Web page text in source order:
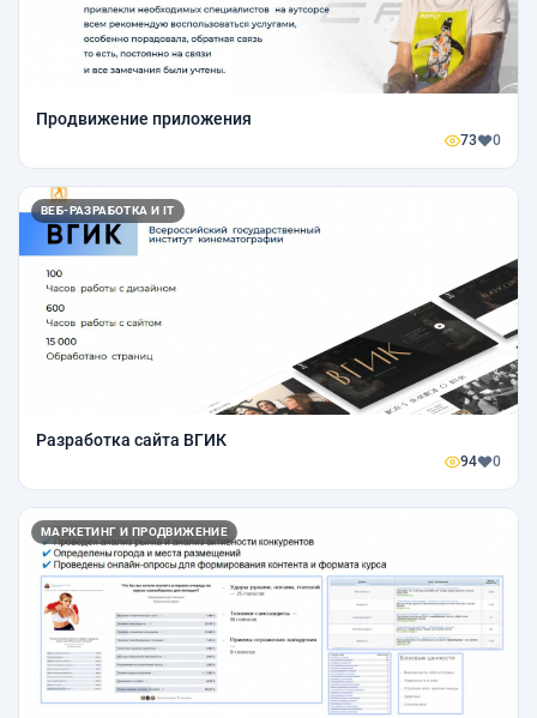
Продвижение приложения
73 0
ВЕБ-РАЗРАБОТКА И IT
Разработка сайта ВГИК
94 0
МАРКЕТИНГ И ПРОДВИЖЕНИЕ